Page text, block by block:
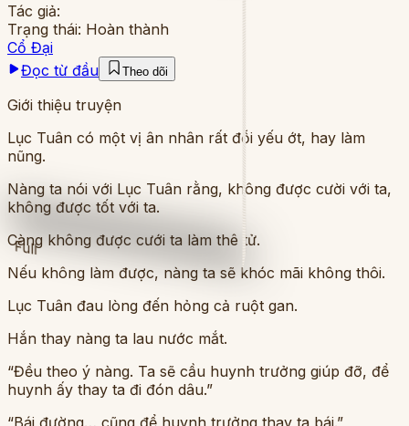
Full
Tác giả:
Trạng thái: Hoàn thành
Cổ Đại
Đọc từ đầu
Theo dõi
Giới thiệu truyện
Lục Tuân có một vị ân nhân rất đỗi yếu ớt, hay làm
nũng.
Nàng ta nói với Lục Tuân rằng, không được cười với ta,
không được tốt với ta.
Càng không được cưới ta làm thê tử.
Nếu không làm được, nàng ta sẽ khóc mãi không thôi.
Lục Tuân đau lòng đến hỏng cả ruột gan.
Hắn thay nàng ta lau nước mắt.
“Đều theo ý nàng. Ta sẽ cầu huynh trưởng giúp đỡ, để
huynh ấy thay ta đi đón dâu.”
“Bái đường… cũng để huynh trưởng thay ta bái.”